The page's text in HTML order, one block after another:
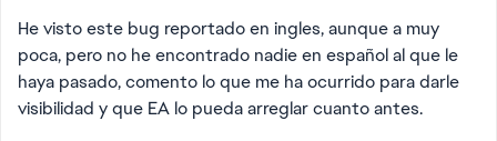
He visto este bug reportado en ingles, aunque a muy
poca, pero no he encontrado nadie en español al que le
haya pasado, comento lo que me ha ocurrido para darle
visibilidad y que EA lo pueda arreglar cuanto antes.